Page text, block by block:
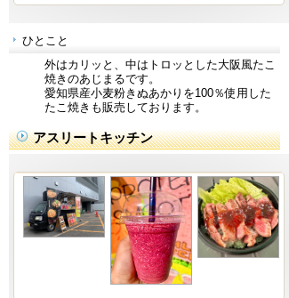
ひとこと
外はカリッと、中はトロッとした大阪風たこ
焼きのあじまるです。
愛知県産小麦粉きぬあかりを100％使用した
たこ焼きも販売しております。
アスリートキッチン